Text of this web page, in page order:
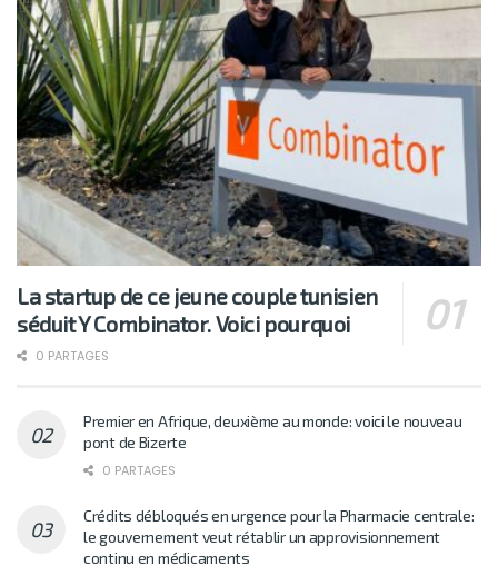
La startup de ce jeune couple tunisien
séduit Y Combinator. Voici pourquoi
0 PARTAGES
Premier en Afrique, deuxième au monde: voici le nouveau
pont de Bizerte
0 PARTAGES
Crédits débloqués en urgence pour la Pharmacie centrale:
le gouvernement veut rétablir un approvisionnement
continu en médicaments